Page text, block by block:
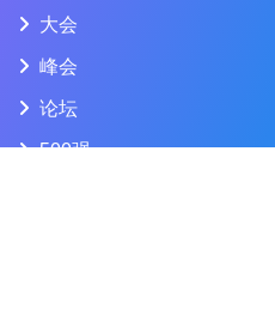
大会
峰会
论坛
500强